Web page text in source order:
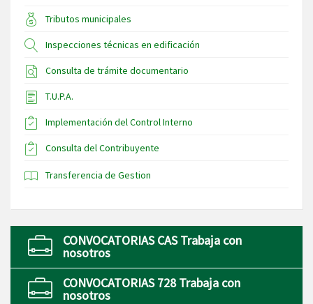
Tributos municipales
Inspecciones técnicas en edificación
Consulta de trámite documentario
T.U.P.A.
Implementación del Control Interno
Consulta del Contribuyente
Transferencia de Gestion
CONVOCATORIAS CAS Trabaja con
nosotros
CONVOCATORIAS 728 Trabaja con
nosotros